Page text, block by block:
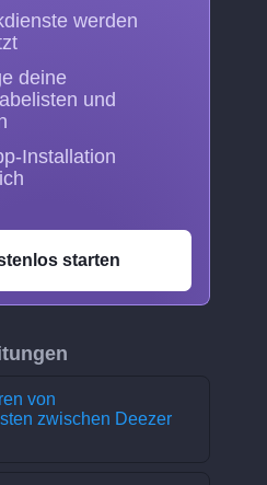
werden
deine
und
Installation
starten
von
zwischen Deezer